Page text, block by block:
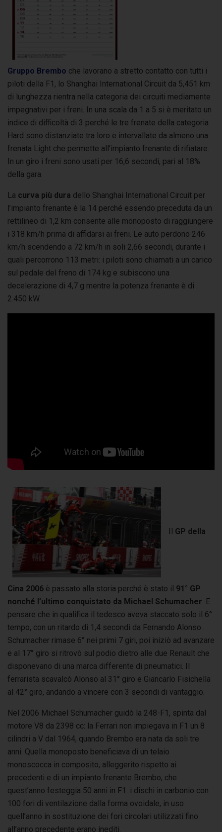
Gruppo Brembo che lavorano a stretto contatto con tutti i
piloti della F1, lo Shanghai International Circuit da 5,451 km
di lunghezza rientra nella categoria dei circuiti mediamente
impegnativi per i freni. In una scala da 1 a 5 si è meritato un
indice di difficoltà di 3 perché le tre frenate della categoria
Hard sono distanziate tra loro e intervallate da almeno una
frenata Light che permette all’impianto frenante di rifiatare.
In un giro i freni sono usati per 16,6 secondi, pari al 18%
della gara.
La curva più dura dello Shanghai International Circuit per
l’impianto frenante è la 14 perché essendo preceduta da un
rettilineo di 1,2 km consente alle monoposto di raggiungere
i 318 km/h prima di affidarsi ai freni. Le auto perdono 246
km/h scendendo a 72 km/h in soli 2,66 secondi, durante i
quali percorrono 113 metri: i piloti sono chiamati a un carico
sul pedale del freno di 174 kg e subiscono una
decelerazione di 4,7 g mentre la potenza frenante è di
2.450 kW.
Il GP della
Cina 2006 è passato alla storia perché è stato il 91° GP
nonché l’ultimo conquistato da Michael Schumacher . E
pensare che in qualifica il tedesco aveva staccato solo il 6°
tempo, con un ritardo di 1,4 secondi da Fernando Alonso.
Schumacher rimase 6° nei primi 7 giri, poi iniziò ad avanzare
e al 17° giro si ritrovò sul podio dietro alle due Renault che
disponevano di una marca differente di pneumatici. Il
ferrarista scavalcò Alonso al 31° giro e Giancarlo Fisichella
al 42° giro, andando a vincere con 3 secondi di vantaggio.
Nel 2006 Michael Schumacher guidò la 248-F1, spinta dal
motore V8 da 2398 cc: la Ferrari non impiegava in F1 un 8
cilindri a V dal 1964, quando Brembo era nata da soli tre
anni. Quella monoposto beneficiava di un telaio
monoscocca in composito, alleggerito rispetto ai
precedenti e di un impianto frenante Brembo, che
quest’anno festeggia 50 anni in F1: i dischi in carbonio con
100 fori di ventilazione dalla forma ovoidale, in uso
quell’anno in sostituzione dei fori circolari utilizzati fino
all’anno precedente erano inediti.